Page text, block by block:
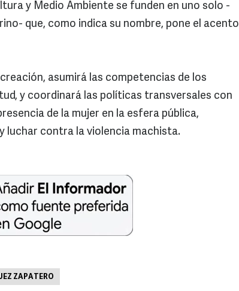
y Medio Ambiente se funden en uno solo -
que, como indica su nombre, pone el acento
asumirá las competencias de los
y coordinará las políticas transversales con
de la mujer en la esfera pública,
luchar contra la violencia machista.
ZAPATERO